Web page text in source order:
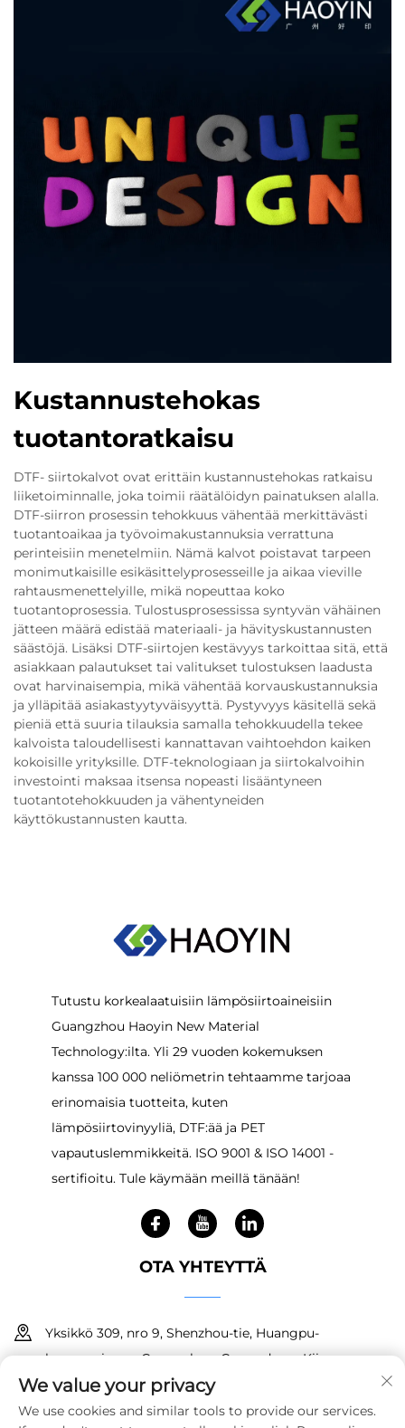
Kustannustehokas
tuotantoratkaisu
DTF- siirtokalvot ovat erittäin kustannustehokas ratkaisu
liiketoiminnalle, joka toimii räätälöidyn painatuksen alalla.
DTF-siirron prosessin tehokkuus vähentää merkittävästi
tuotantoaikaa ja työvoimakustannuksia verrattuna
perinteisiin menetelmiin. Nämä kalvot poistavat tarpeen
monimutkaisille esikäsittelyprosesseille ja aikaa vieville
rahtausmenettelyille, mikä nopeuttaa koko
tuotantoprosessia. Tulostusprosessissa syntyvän vähäinen
jätteen määrä edistää materiaali- ja hävityskustannusten
säästöjä. Lisäksi DTF-siirtojen kestävyys tarkoittaa sitä, että
asiakkaan palautukset tai valitukset tulostuksen laadusta
ovat harvinaisempia, mikä vähentää korvauskustannuksia
ja ylläpitää asiakastyytyväisyyttä. Pystyvyys käsitellä sekä
pieniä että suuria tilauksia samalla tehokkuudella tekee
kalvoista taloudellisesti kannattavan vaihtoehdon kaiken
kokoisille yrityksille. DTF-teknologiaan ja siirtokalvoihin
investointi maksaa itsensa nopeasti lisääntyneen
tuotantotehokkuuden ja vähentyneiden
käyttökustannusten kautta.
Tutustu korkealaatuisiin lämpösiirtoaineisiin
Guangzhou Haoyin New Material
Technology:ilta. Yli 29 vuoden kokemuksen
kanssa 100 000 neliömetrin tehtaamme tarjoaa
erinomaisia tuotteita, kuten
lämpösiirtovinyyliä, DTF:ää ja PET
vapautuslemmikkeitä. ISO 9001 & ISO 14001 -
sertifioitu. Tule käymään meillä tänään!
OTA YHTEYTTÄ
Yksikkö 309, nro 9, Shenzhou-tie, Huangpu-
kaupunginosa, Guangzhou, Guangdong, Kiina
+86 18150601728
We value your privacy
We use cookies and similar tools to provide our services.